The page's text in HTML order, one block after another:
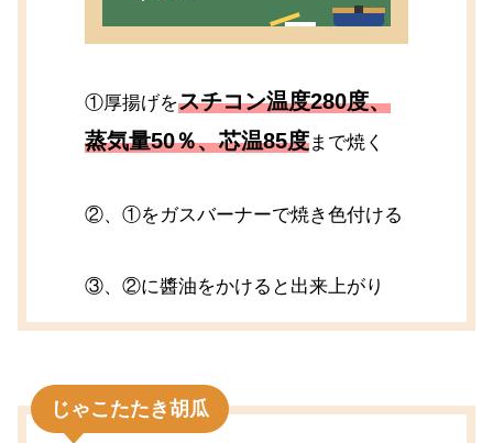
①厚揚げをスチコン温度280度、
蒸気量50％、芯温85度まで焼く
②、①をガスバーナーで焼き色付ける
③、②に醬油をかけると出来上がり
じゃこたたき胡瓜